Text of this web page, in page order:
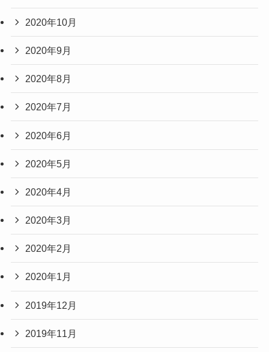
2020年10月
2020年9月
2020年8月
2020年7月
2020年6月
2020年5月
2020年4月
2020年3月
2020年2月
2020年1月
2019年12月
2019年11月